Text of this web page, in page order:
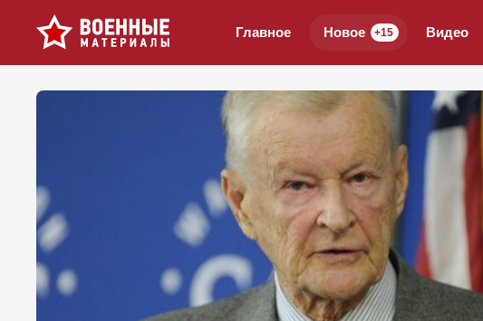
Главное Новое +15 Видео